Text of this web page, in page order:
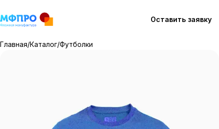
Как мы работаем
Оставить заявку
Главная/Каталог/Футболки